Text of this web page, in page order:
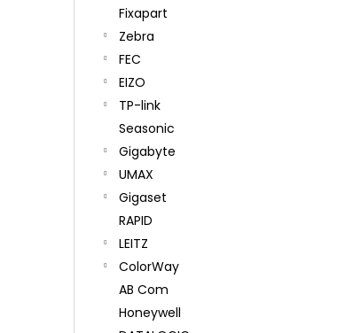
Fixapart
Zebra
FEC
EIZO
TP-link
Seasonic
Gigabyte
UMAX
Gigaset
RAPID
LEITZ
ColorWay
AB Com
Honeywell